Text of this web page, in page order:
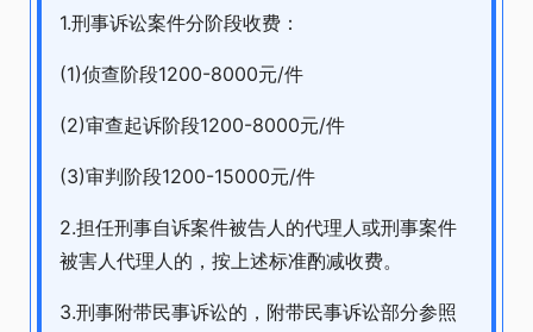
1.刑事诉讼案件分阶段收费：
(1)侦查阶段1200-8000元/件
(2)审查起诉阶段1200-8000元/件
(3)审判阶段1200-15000元/件
2.担任刑事自诉案件被告人的代理人或刑事案件
被害人代理人的，按上述标准酌减收费。
3.刑事附带民事诉讼的，附带民事诉讼部分参照